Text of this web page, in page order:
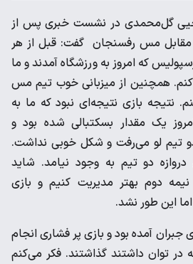
گل‌محمدی در نشست خبری پس از
مس رفسنجان گفت: قبل از هر
که امروز به ورزشگاه آمدند و ما
کنم. همچنین از میزبانی خوب تیم مس
نتیجه بازی نتیجه‌ای نبود که ما به
یک مقدار بسکتبالی شده بود و
تیم لو می‌رفت و شکل خوبی نداشت.
دو تیم به وجود نیامد. شاید
نیمه دوم بهتر مدیریت کنیم و بازی
این طور نشد.
آمده بود و بازی پر فشاری انجام
در توان داشتند گذاشتند. فکر می‌کنم